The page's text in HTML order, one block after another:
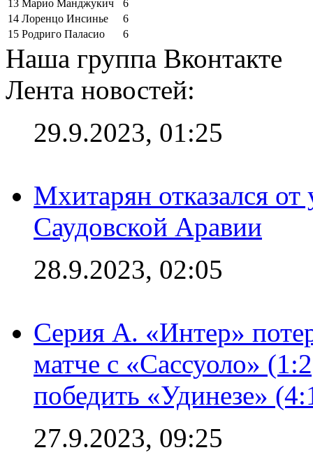
13 Марио Манджукич
6
14 Лоренцо Инсинье
6
15 Родриго Паласио 6
Наша группа Вконтакте
Лента новостей:
29.9.2023, 01:25
Мхитарян отказался от
Саудовской Аравии
28.9.2023, 02:05
Серия А. «Интер»
матче с «Сассуоло»
победить «Удинезе»
27.9.2023, 09:25